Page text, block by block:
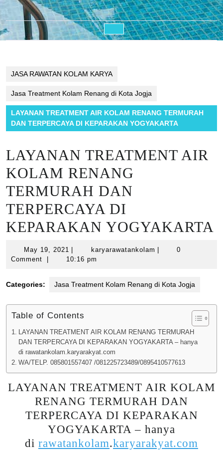
Open
JASA RAWATAN KOLAM KARYA
Jasa Treatment Kolam Renang di Kota Jogja
LAYANAN TREATMENT AIR KOLAM RENANG TERMURAH
DAN TERPERCAYA DI KEPARAKAN YOGYAKARTA
LAYANAN TREATMENT AIR
KOLAM RENANG
TERMURAH DAN
TERPERCAYA DI
KEPARAKAN YOGYAKARTA
May 19, 2021 May
19,
karyarawatankolam karyarawatankolam
0
Comment
10:16 pm
Categories: Jasa Treatment Kolam Renang di Kota Jogja
Table of Contents
LAYANAN TREATMENT AIR KOLAM RENANG TERMURAH
DAN TERPERCAYA DI KEPARAKAN YOGYAKARTA – hanya
di rawatankolam.karyarakyat.com
WA/TELP. 085801557407 /081225723489/0895410577613
LAYANAN TREATMENT AIR KOLAM
RENANG TERMURAH DAN
TERPERCAYA DI KEPARAKAN
YOGYAKARTA – hanya
di rawatankolam.karyarakyat.com